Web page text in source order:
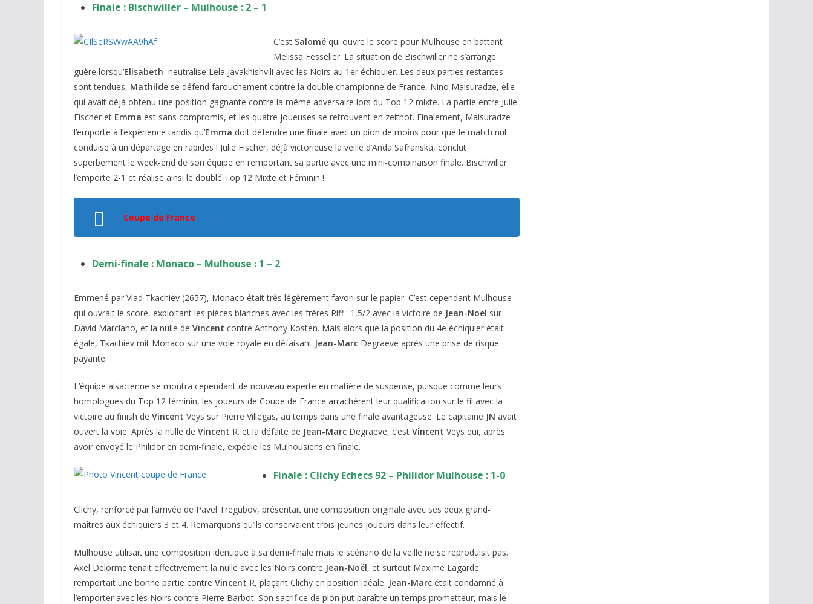
Finale : Bischwiller – Mulhouse : 2 – 1
C’est Salomé qui ouvre le score pour Mulhouse en battant
Melissa Fesselier. La situation de Bischwiller ne s’arrange
guère lorsqu’Elisabeth neutralise Lela Javakhishvili avec les Noirs au 1er échiquier. Les deux parties restantes
sont tendues, Mathilde se défend farouchement contre la double championne de France, Nino Maisuradze, elle
qui avait déjà obtenu une position gagnante contre la même adversaire lors du Top 12 mixte. La partie entre Julie
Fischer et Emma est sans compromis, et les quatre joueuses se retrouvent en zeitnot. Finalement, Maisuradze
l’emporte à l’expérience tandis qu’Emma doit défendre une finale avec un pion de moins pour que le match nul
conduise à un départage en rapides ! Julie Fischer, déjà victorieuse la veille d’Anda Safranska, conclut
superbement le week-end de son équipe en remportant sa partie avec une mini-combinaison finale. Bischwiller
l’emporte 2-1 et réalise ainsi le doublé Top 12 Mixte et Féminin !
Coupe de France
Demi-finale : Monaco – Mulhouse : 1 – 2
Emmené par Vlad Tkachiev (2657), Monaco était très légèrement favori sur le papier. C’est cependant Mulhouse
qui ouvrait le score, exploitant les pièces blanches avec les frères Riff : 1,5/2 avec la victoire de Jean-Noël sur
David Marciano, et la nulle de Vincent contre Anthony Kosten. Mais alors que la position du 4e échiquier était
égale, Tkachiev mit Monaco sur une voie royale en défaisant Jean-Marc Degraeve après une prise de risque
payante.
L’équipe alsacienne se montra cependant de nouveau experte en matière de suspense, puisque comme leurs
homologues du Top 12 féminin, les joueurs de Coupe de France arrachèrent leur qualification sur le fil avec la
victoire au finish de Vincent Veys sur Pierre Villegas, au temps dans une finale avantageuse. Le capitaine JN avait
ouvert la voie. Après la nulle de Vincent R. et la défaite de Jean-Marc Degraeve, c’est Vincent Veys qui, après
avoir envoyé le Philidor en demi-finale, expédie les Mulhousiens en finale.
Finale : Clichy Echecs 92 – Philidor Mulhouse : 1-0
Clichy, renforcé par l’arrivée de Pavel Tregubov, présentait une composition originale avec ses deux grand-
maîtres aux échiquiers 3 et 4. Remarquons qu’ils conservaient trois jeunes joueurs dans leur effectif.
Mulhouse utilisait une composition identique à sa demi-finale mais le scénario de la veille ne se reproduisit pas.
Axel Delorme tenait effectivement la nulle avec les Noirs contre Jean-Noël, et surtout Maxime Lagarde
remportait une bonne partie contre Vincent R, plaçant Clichy en position idéale. Jean-Marc était condamné à
l’emporter avec les Noirs contre Pierre Barbot. Son sacrifice de pion put paraître un temps prometteur, mais le